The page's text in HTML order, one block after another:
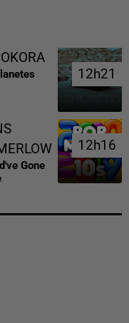
12h21
12h21
Gone
12h16
12h16